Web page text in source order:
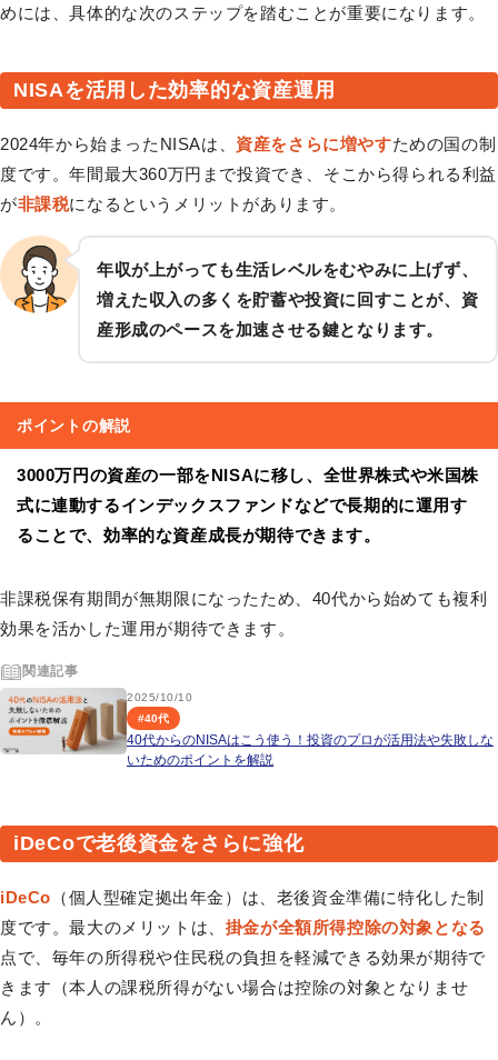
めには、具体的な次のステップを踏むことが重要になります。
NISAを活用した効率的な資産運用
2024年から始まったNISAは、 資産をさらに増やすための国の制
度です。年間最大360万円まで投資でき、そこから得られる利益
が非課税になるというメリットがあります。
年収が上がっても生活レベルをむやみに上げず、
増えた収入の多くを貯蓄や投資に回すことが、資
産形成のペースを加速させる鍵となります。
ポイントの解説
3000万円の資産の一部をNISAに移し、全世界株式や米国株
式に連動するインデックスファンドなどで長期的に運用す
ることで、効率的な資産成長が期待できます。
非課税保有期間が無期限になったため、40代から始めても複利
効果を活かした運用が期待できます。
関連記事
2025/10/10
#40代
40代からのNISAはこう使う！投資のプロが活用法や失敗しな
いためのポイントを解説
iDeCoで老後資金をさらに強化
iDeCo （個人型確定拠出年金）は、老後資金準備に特化した制
度です。最大のメリットは、 掛金が全額所得控除の対象となる
点で、毎年の所得税や住民税の負担を軽減できる効果が期待で
きます（本人の課税所得がない場合は控除の対象となりませ
ん）。